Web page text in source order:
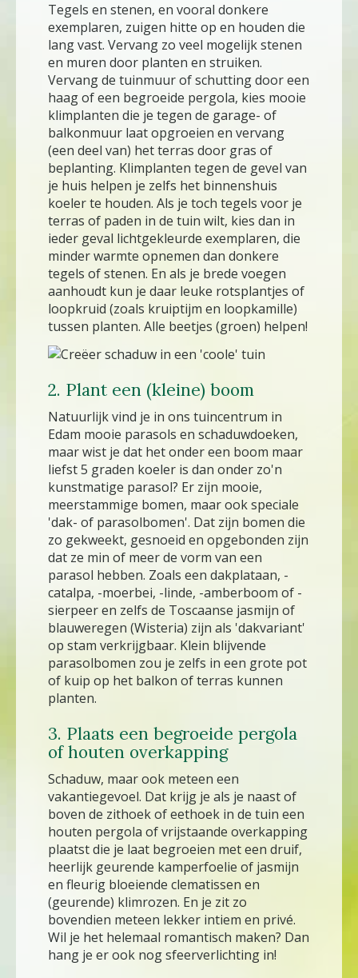
Tegels en stenen, en vooral donkere
exemplaren, zuigen hitte op en houden die
lang vast. Vervang zo veel mogelijk stenen
en muren door planten en struiken.
Vervang de tuinmuur of schutting door een
haag of een begroeide pergola, kies mooie
klimplanten die je tegen de garage- of
balkonmuur laat opgroeien en vervang
(een deel van) het terras door gras of
beplanting. Klimplanten tegen de gevel van
je huis helpen je zelfs het binnenshuis
koeler te houden. Als je toch tegels voor je
terras of paden in de tuin wilt, kies dan in
ieder geval lichtgekleurde exemplaren, die
minder warmte opnemen dan donkere
tegels of stenen. En als je brede voegen
aanhoudt kun je daar leuke rotsplantjes of
loopkruid (zoals kruiptijm en loopkamille)
tussen planten. Alle beetjes (groen) helpen!
2. Plant een (kleine) boom
Natuurlijk vind je in ons tuincentrum in
Edam mooie parasols en schaduwdoeken,
maar wist je dat het onder een boom maar
liefst 5 graden koeler is dan onder zo'n
kunstmatige parasol? Er zijn mooie,
meerstammige bomen, maar ook speciale
'dak- of parasolbomen'. Dat zijn bomen die
zo gekweekt, gesnoeid en opgebonden zijn
dat ze min of meer de vorm van een
parasol hebben. Zoals een dakplataan, -
catalpa, -moerbei, -linde, -amberboom of -
sierpeer en zelfs de Toscaanse jasmijn of
blauweregen (Wisteria) zijn als 'dakvariant'
op stam verkrijgbaar. Klein blijvende
parasolbomen zou je zelfs in een grote pot
of kuip op het balkon of terras kunnen
planten.
3. Plaats een begroeide pergola
of houten overkapping
Schaduw, maar ook meteen een
vakantiegevoel. Dat krijg je als je naast of
boven de zithoek of eethoek in de tuin een
houten pergola of vrijstaande overkapping
plaatst die je laat begroeien met een druif,
heerlijk geurende kamperfoelie of jasmijn
en fleurig bloeiende clematissen en
(geurende) klimrozen. En je zit zo
bovendien meteen lekker intiem en privé.
Wil je het helemaal romantisch maken? Dan
hang je er ook nog sfeerverlichting in!